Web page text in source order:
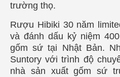
trường thọ.
Rượu Hibiki 30 năm
và đánh dấu kỷ niệm
gốm sứ tại Nhật Bản.
Suntory với trình độ
nhà sản xuất gốm sứ